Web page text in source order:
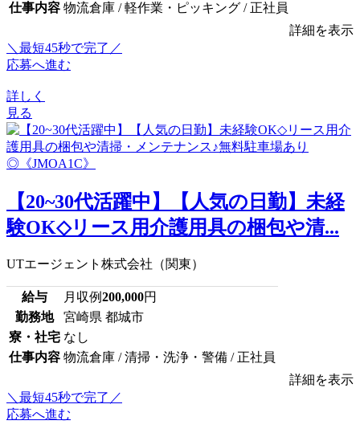
仕事内容 物流倉庫 / 軽作業・ピッキング / 正社員
詳細を表示
＼最短45秒で完了／
応募へ進む
詳しく
見る
【20~30代活躍中】【人気の日勤】未経
験OK◇リース用介護用具の梱包や清...
UTエージェント株式会社（関東）
給与 月収例200,000円
勤務地
宮崎県 都城市
寮・社宅 なし
仕事内容 物流倉庫 / 清掃・洗浄・警備 / 正社員
詳細を表示
＼最短45秒で完了／
応募へ進む